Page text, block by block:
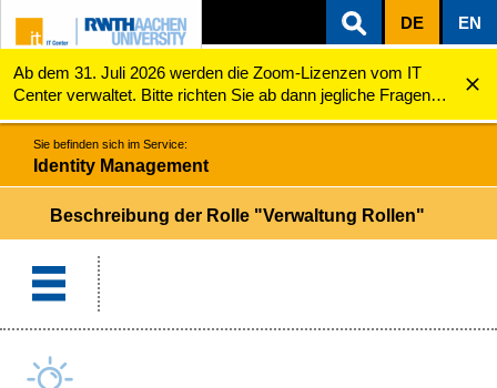
ZUM INHALTSBEREICH
ZUR HAUPTNAVIGATION
ZUR SUCHE
DE EN
Ab dem 31. Juli 2026 werden die Zoom-Lizenzen vom IT
Center verwaltet. Bitte richten Sie ab dann jegliche Fragen
zu den Zoom-Lizenzen (z.B. Probleme mit dem Login) an
servicedesk@itc.rwth-aachen.de.
Identity Management
Sie befinden sich im Service:
Identity Management
Beschreibung der Rolle "Verwaltung Rollen"